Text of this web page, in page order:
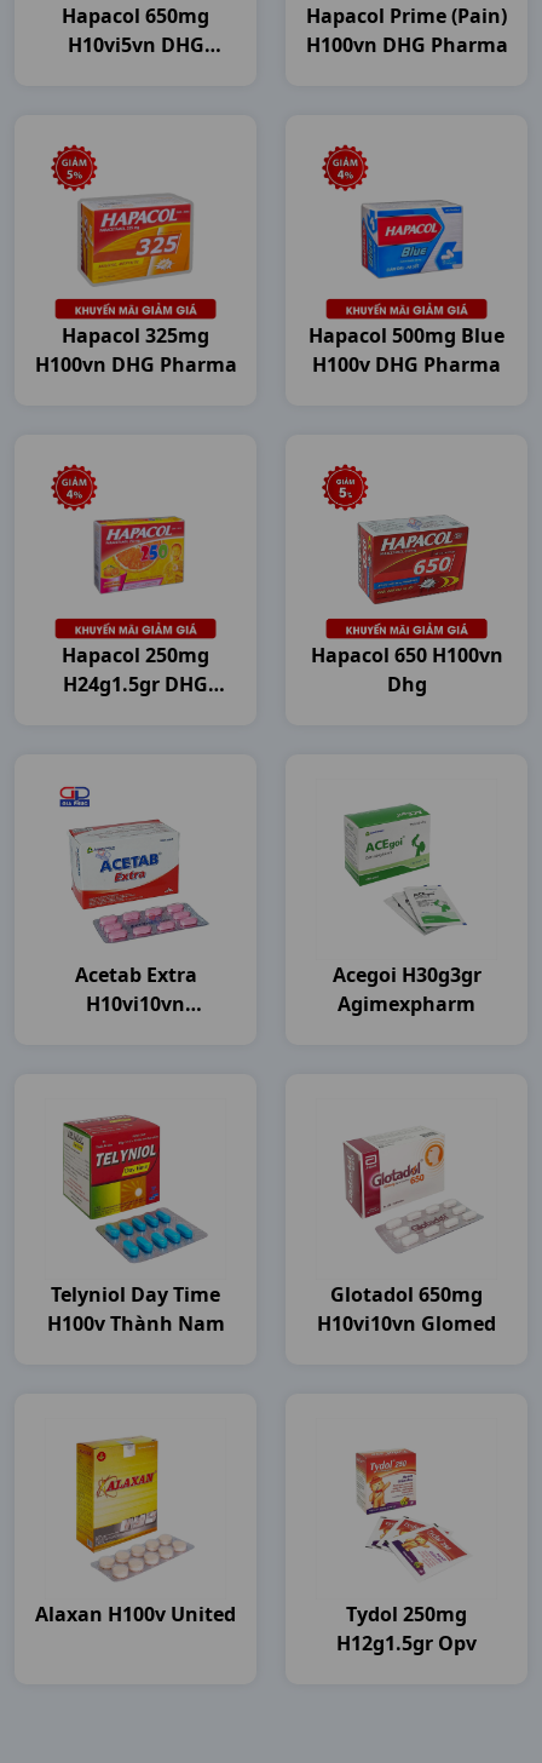
Hapacol 650mg
H10vi5vn DHG
Hapacol Prime (Pain)
H100vn DHG Pharma
Hapacol 325mg
H100vn DHG Pharma
Hapacol 500mg Blue
H100v DHG Pharma
Hapacol 250mg
H24g1.5gr DHG
Hapacol 650 H100vn
Dhg
Acetab Extra
H10vi10vn
Acegoi H30g3gr
Agimexpharm
Telyniol Day Time
H100v Thành Nam
Glotadol 650mg
H10vi10vn Glomed
Alaxan H100v United
Tydol 250mg
H12g1.5gr Opv